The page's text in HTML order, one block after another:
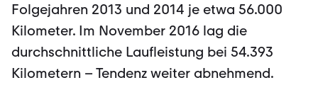
Folgejahren 2013 und 2014 je etwa 56.000
Kilometer. Im November 2016 lag die
durchschnittliche Laufleistung bei 54.393
Kilometern – Tendenz weiter abnehmend.